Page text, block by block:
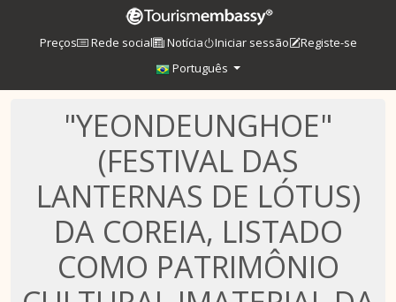
Preços Rede social Notícia Iniciar sessão
Registe-se
Português
"YEONDEUNGHOE"
(FESTIVAL DAS
LANTERNAS DE LÓTUS)
DA COREIA, LISTADO
COMO PATRIMÔNIO